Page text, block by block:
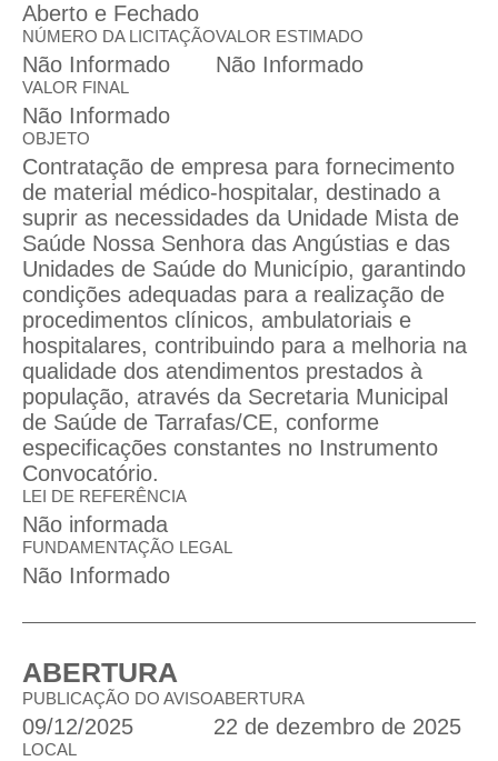
Aberto e Fechado
NÚMERO DA LICITAÇÃO
Não Informado
VALOR ESTIMADO
Não Informado
VALOR FINAL
Não Informado
OBJETO
Contratação de empresa para fornecimento
de material médico-hospitalar, destinado a
suprir as necessidades da Unidade Mista de
Saúde Nossa Senhora das Angústias e das
Unidades de Saúde do Município, garantindo
condições adequadas para a realização de
procedimentos clínicos, ambulatoriais e
hospitalares, contribuindo para a melhoria na
qualidade dos atendimentos prestados à
população, através da Secretaria Municipal
de Saúde de Tarrafas/CE, conforme
especificações constantes no Instrumento
Convocatório.
LEI DE REFERÊNCIA
Não informada
FUNDAMENTAÇÃO LEGAL
Não Informado
ABERTURA
PUBLICAÇÃO DO AVISO
09/12/2025
ABERTURA
22 de dezembro de 2025
LOCAL